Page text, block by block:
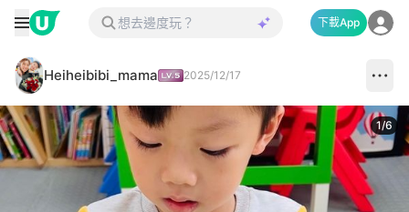
下載App
Heiheibibi_mama 2025/12/17
1/6